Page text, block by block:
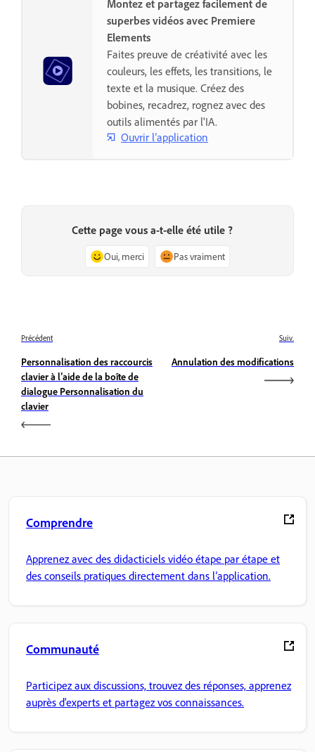
Montez et partagez facilement de
superbes vidéos avec Premiere
Elements
Faites preuve de créativité avec les
couleurs, les effets, les transitions, le
texte et la musique. Créez des
bobines, recadrez, rognez avec des
outils alimentés par l'IA.
Ouvrir l’application
Cette page vous a-t-elle été utile ?
Oui, merci Pas vraiment
Précédent
Personnalisation des raccourcis
clavier à l’aide de la boîte de
dialogue Personnalisation du
clavier
Suiv.
Annulation des modifications
Comprendre
Apprenez avec des didacticiels vidéo étape par étape et
des conseils pratiques directement dans l’application.
Communauté
Participez aux discussions, trouvez des réponses, apprenez
auprès d'experts et partagez vos connaissances.